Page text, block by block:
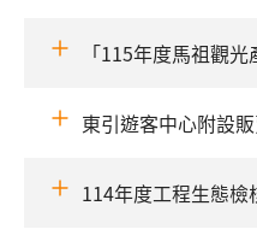
「115年度馬祖觀
東引遊客中心附設
114年度工程生態檢